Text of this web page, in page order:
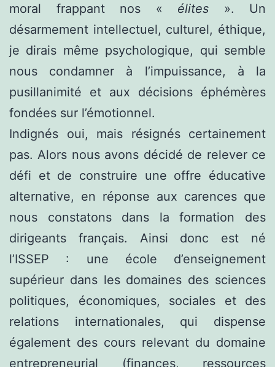
moral frappant nos « élites ». Un
désarmement intellectuel, culturel, éthique,
je dirais même psychologique, qui semble
nous condamner à l’impuissance, à la
pusillanimité et aux décisions éphémères
fondées sur l’émotionnel.
Indignés oui, mais résignés certainement
pas. Alors nous avons décidé de relever ce
défi et de construire une offre éducative
alternative, en réponse aux carences que
nous constatons dans la formation des
dirigeants français. Ainsi donc est né
l’ISSEP : une école d’enseignement
supérieur dans les domaines des sciences
politiques, économiques, sociales et des
relations internationales, qui dispense
également des cours relevant du domaine
entrepreneurial (finances, ressources